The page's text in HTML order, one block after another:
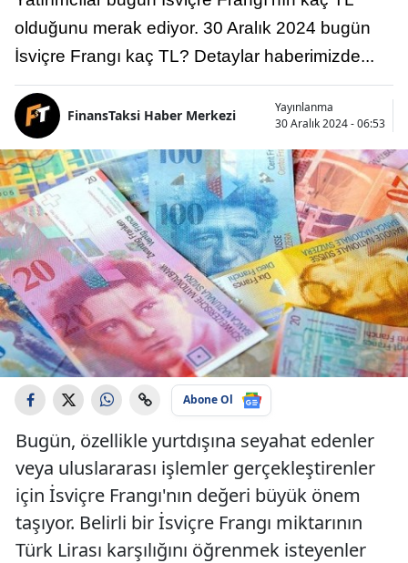
olduğunu merak ediyor. 30 Aralık 2024 bugün
İsviçre Frangı kaç TL? Detaylar haberimizde...
FinansTaksi Haber Merkezi
Yayınlanma
30 Aralık 2024 - 06:53
Abone Ol
Bugün, özellikle yurtdışına seyahat edenler
veya uluslararası işlemler gerçekleştirenler
için İsviçre Frangı'nın değeri büyük önem
taşıyor. Belirli bir İsviçre Frangı miktarının
Türk Lirası karşılığını öğrenmek isteyenler